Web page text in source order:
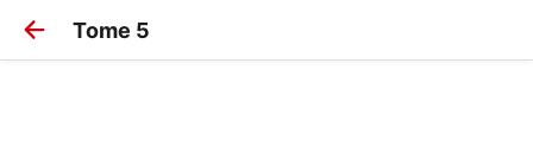
Tome 5